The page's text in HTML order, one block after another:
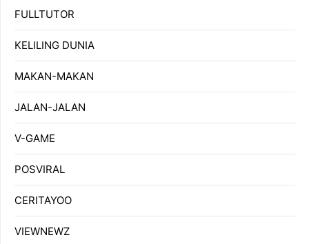
FULLTUTOR
KELILING DUNIA
MAKAN-MAKAN
JALAN-JALAN
V-GAME
POSVIRAL
CERITAYOO
VIEWNEWZ